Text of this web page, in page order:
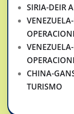
SIRIA-DEIR
CHINA-
TURISMO